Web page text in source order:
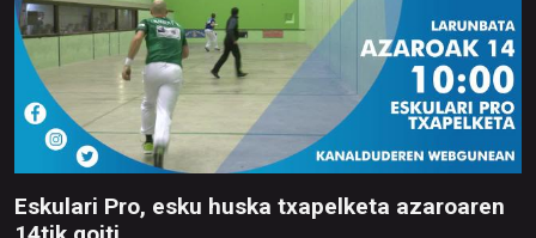
Eskulari Pro, esku huska txapelketa azaroaren